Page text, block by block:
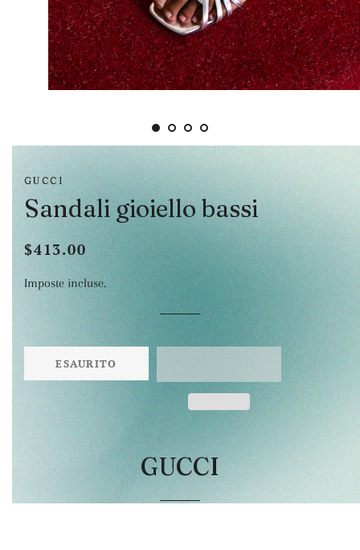
GUCCI
Sandali gioiello bassi
Prezzo
listino
Prezzo
$413.00
Imposte incluse.
ESAURITO
GUCCI